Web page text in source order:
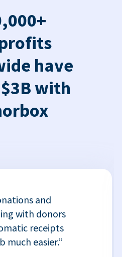
have
with
and
with donors
receipts
much easier.”